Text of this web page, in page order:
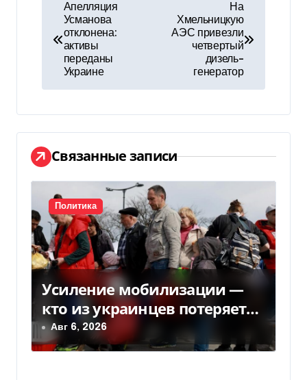
и
г
а
ц
и
я
п
о
з
а
Апелляция
Усманова
отклонена:
активы
переданы
Украине
На
Хмельницкую
АЭС привезли
четвертый
дизель-
генератор
Связанные записи
Политика
Усиление мобилизации —
кто из украинцев потеряет
право на временную защиту
в ЕС
Авг 6, 2026